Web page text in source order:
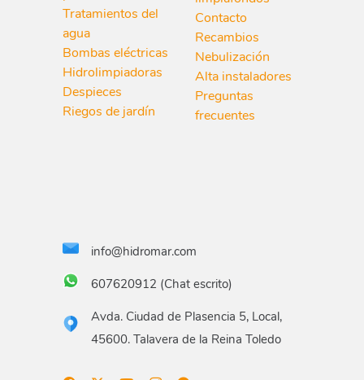
Tratamientos del
agua
Bombas eléctricas
Hidrolimpiadoras
Despieces
Riegos de jardín
Contacto
Recambios
Nebulización
Alta instaladores
Preguntas
frecuentes
info@hidromar.com
607620912 (Chat escrito)
Avda. Ciudad de Plasencia 5, Local,
45600. Talavera de la Reina Toledo